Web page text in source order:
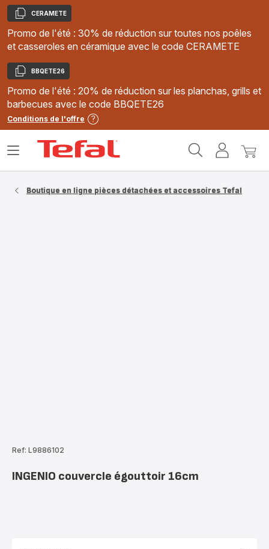
Copier
CERAMETE
Promo de l'été : 30% de réduction sur toutes nos poêles
et casseroles en céramique avec le code CERAMETE
Copier
BBQETE26
Promo de l'été : 20% de réduction sur les planchas, grills et
barbecues avec le code BBQETE26
Conditions de l'offre
MonMon
Ouvrir
Boutique en ligne pièces détachées et accessoires Tefal
Ref: L9886102
INGENIO couvercle égouttoir 16cm